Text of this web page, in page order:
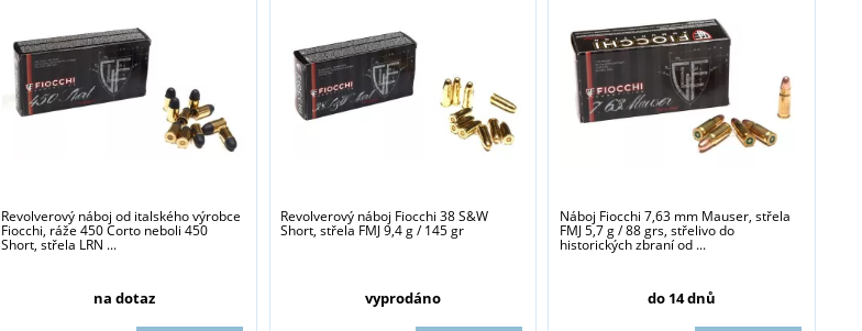
Revolverový náboj od italského výrobce
Fiocchi, ráže 450 Corto neboli 450
Short, střela LRN ...
na dotaz
Revolverový náboj Fiocchi 38 S&W
Short, střela FMJ 9,4 g / 145 gr
vyprodáno
Náboj Fiocchi 7,63 mm Mauser, střela
FMJ 5,7 g / 88 grs, střelivo do
historických zbraní od ...
do 14 dnů
střelivo. Splňujete tyto podmínky?
ANO NE